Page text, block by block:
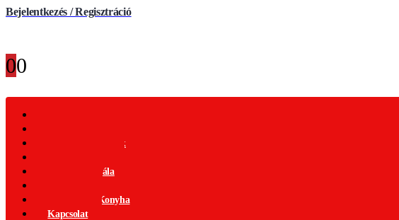
Bejelentkezés / Regisztráció
00
Ajándék Termékek
Csípősségi-Skála
Nemzetközi Konyha
Kapcsolat